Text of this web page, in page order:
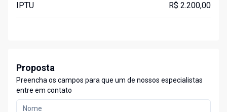
IPTU R$ 2.200,00
Proposta
Preencha os campos para que um de nossos especialistas
entre em contato